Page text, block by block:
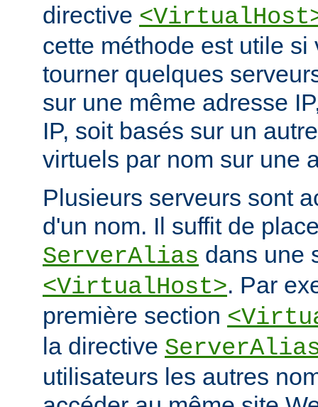
directive
cette méthode est utile
tourner quelques
sur une même adresse
IP, soit basés sur un
virtuels par nom sur une
Plusieurs serveurs sont
d'un nom. Il suffit de
ServerAlias dans une
<VirtualHost>. Par
première section
la directive
utilisateurs les autres